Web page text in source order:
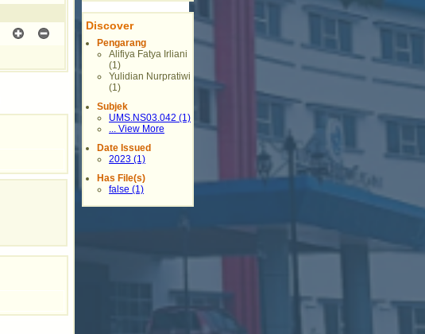
Discover
Pengarang
Alifiya Fatya Irliani
(1)
Yulidian Nurpratiwi
(1)
Subjek
UMS.NS03.042 (1)
... View More
Date Issued
2023 (1)
Has File(s)
false (1)